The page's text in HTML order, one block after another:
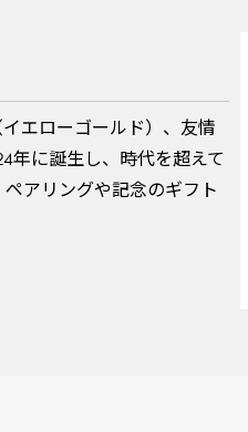
エローゴールド）、友情
年に誕生し、時代を超えて
アリングや記念のギフト